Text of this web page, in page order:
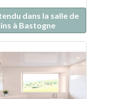
dans la salle de
à Bastogne